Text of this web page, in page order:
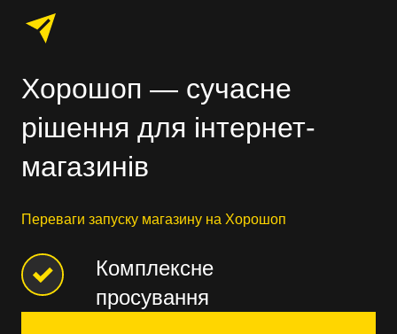
Хорошоп — сучасне
рішення для інтернет-
магазинів
Переваги запуску магазину на Хорошоп
Комплексне
просування